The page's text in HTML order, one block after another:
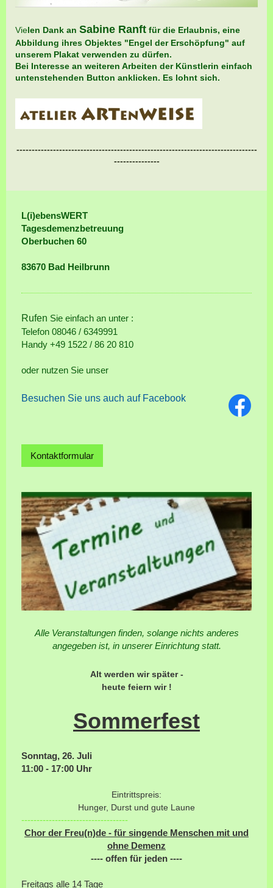
Vielen Dank an Sabine Ranft für die Erlaubnis, eine
Abbildung ihres Objektes "Engel der Erschöpfung" auf
unserem Plakat verwenden zu dürfen.
Bei Interesse an weiteren Arbeiten der Künstlerin einfach
untenstehenden Button anklicken. Es lohnt sich.
-------------------------------------------------------------------------------
---------------
L(i)ebensWERT
Tagesdemenzbetreuung
Oberbuchen 60
83670 Bad Heilbrunn
Rufen Sie einfach an unter :
Telefon 08046 / 6349991
Handy +49 1522 / 86 20 810
oder nutzen Sie unser
Besuchen Sie uns auch auf Facebook
Kontaktformular
Alle Veranstaltungen finden, solange nichts anderes
angegeben ist, in unserer Einrichtung statt.
Alt werden wir später -
heute feiern wir !
Sommerfest
Sonntag, 26. Juli
11:00 - 17:00 Uhr
Eintrittspreis:
Hunger, Durst und gute Laune
-----------------------------------
Chor der Freu(n)de - für singende Menschen mit und
ohne Demenz
---- offen für jeden ----
Freitags alle 14 Tage